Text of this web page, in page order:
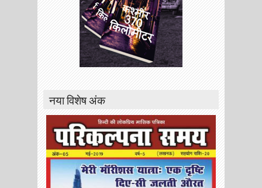
नया विशेष अंक